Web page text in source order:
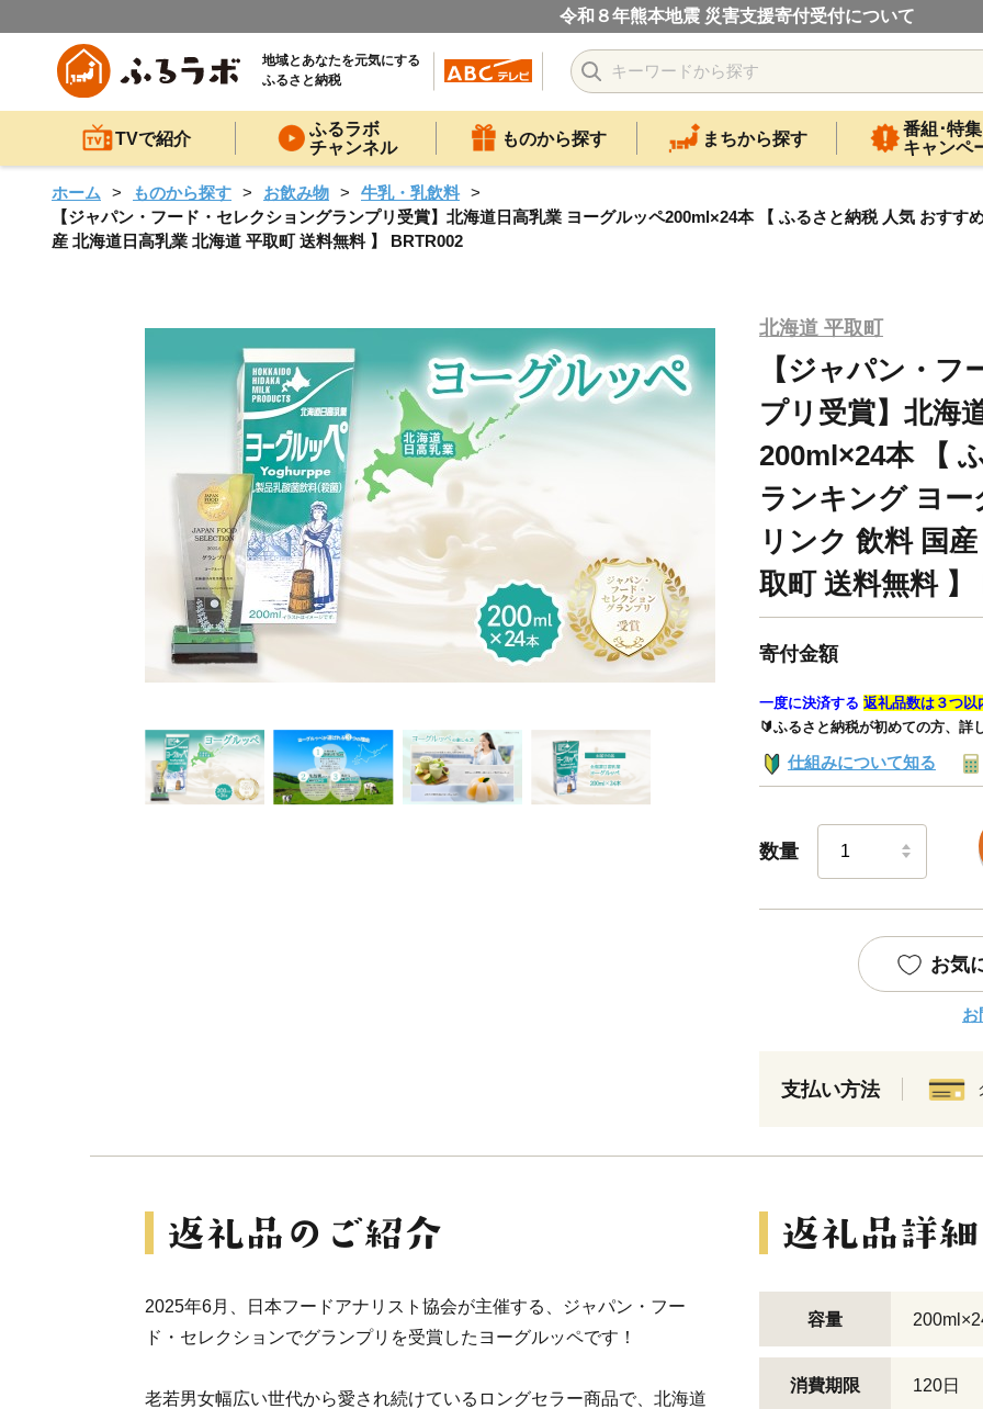
令和８年熊本地震 災害支援寄付受付について
地域とあなたを元気にする
ふるさと納税
TVで紹介
ふるラボ
チャンネル
ものから探す まちから探す
番組･特集
キャンペ
ホーム ものから探す お飲み物
牛乳・乳飲料
【ジャパン・フード・セレクショングランプリ受賞】北海道日高乳業 ヨーグルッペ200ml×24本 【 ふるさと納税 人気 おす
産 北海道日高乳業 北海道 平取町 送料無料 】 BRTR002
北海道 平取町
【ジャパン・
プリ受賞】北海
200ml×24本 【
ランキング ヨー
リンク 飲料 国
取町 送料無料
寄付金額
一度に決済する 返礼品数は３つ以
🔰ふるさと納税が初めての方、詳
仕組みについて知る
数量
お気
お
支払い方法
2025年6月、日本フードアナリスト協会が主催する、ジャパン・フー
ド・セレクションでグランプリを受賞したヨーグルッペです！
老若男女幅広い世代から愛され続けているロングセラー商品で、北海道
容量
消費期限 120日